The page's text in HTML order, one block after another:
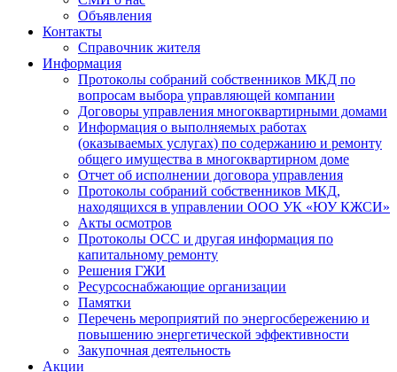
Объявления
Контакты
Справочник жителя
Информация
Протоколы собраний собственников МКД по
вопросам выбора управляющей компании
Договоры управления многоквартирными домами
Информация о выполняемых работах
(оказываемых услугах) по содержанию и ремонту
общего имущества в многоквартирном доме
Отчет об исполнении договора управления
Протоколы собраний собственников МКД,
находящихся в управлении ООО УК «ЮУ КЖСИ»
Акты осмотров
Протоколы ОСС и другая информация по
капитальному ремонту
Решения ГЖИ
Ресурсоснабжающие организации
Памятки
Перечень мероприятий по энергосбережению и
повышению энергетической эффективности
Закупочная деятельность
Акции